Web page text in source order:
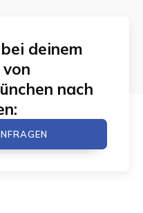
deinem
nach
: